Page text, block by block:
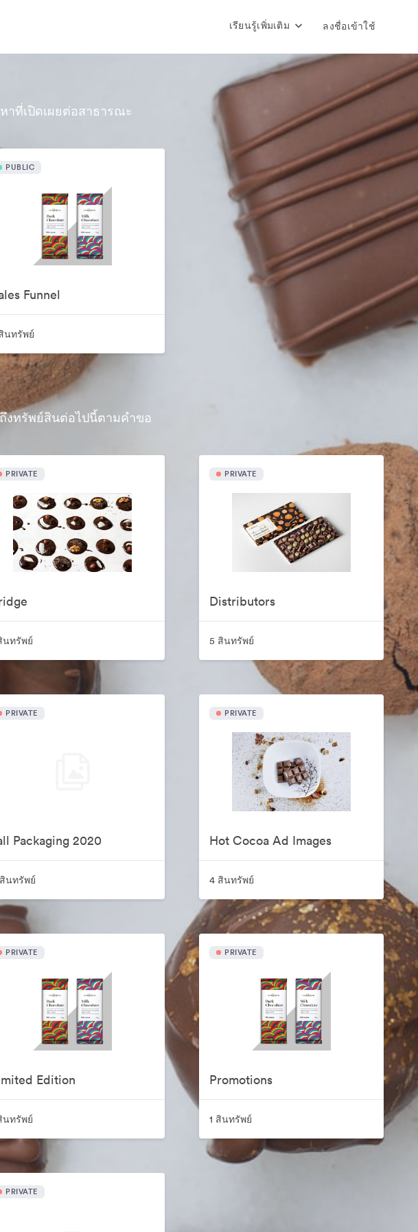
เรียนรู้เพิ่มเติม ลงชื่อเข้าใช้
าที่เปิดเผยต่อสาธารณะ
PUBLIC
Funnel
นทรัพย์
งทรัพย์สินต่อไปนี้ตามคำขอ
PRIVATE
นทรัพย์
PRIVATE
Distributors
5 สินทรัพย์
PRIVATE
Packaging 2020
นทรัพย์
PRIVATE
Hot Cocoa Ad Images
4 สินทรัพย์
PRIVATE
Edition
นทรัพย์
PRIVATE
Promotions
1 สินทรัพย์
PRIVATE